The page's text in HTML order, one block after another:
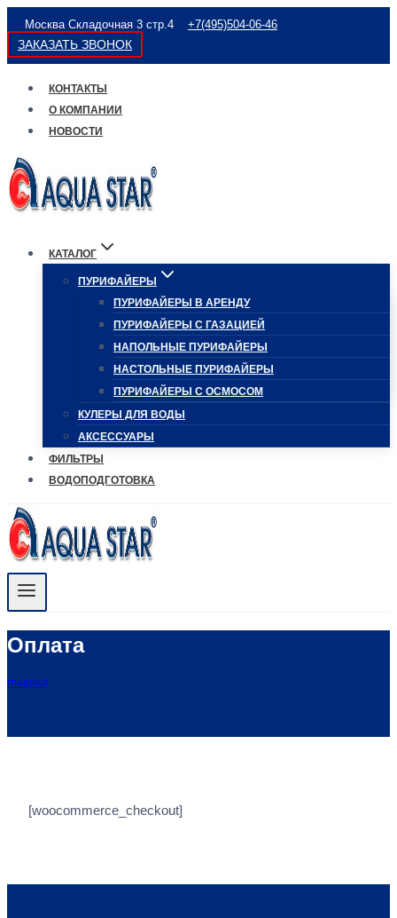
Перейти
к
содержимому
Москва Складочная 3 стр.4 +7(495)504-06-46
ЗАКАЗАТЬ ЗВОНОК
КОНТАКТЫ
О КОМПАНИИ
НОВОСТИ
КАТАЛОГ
ПУРИФАЙЕРЫ
ПУРИФАЙЕРЫ В АРЕНДУ
ПУРИФАЙЕРЫ С ГАЗАЦИЕЙ
НАПОЛЬНЫЕ ПУРИФАЙЕРЫ
НАСТОЛЬНЫЕ ПУРИФАЙЕРЫ
ПУРИФАЙЕРЫ С ОСМОСОМ
КУЛЕРЫ ДЛЯ ВОДЫ
АКСЕССУАРЫ
ФИЛЬТРЫ
ВОДОПОДГОТОВКА
Оплата
ГЛАВНАЯ
[woocommerce_checkout]